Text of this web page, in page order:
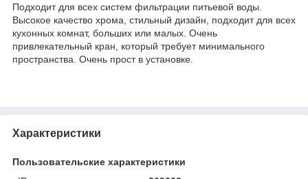
Подходит для всех систем фильтрации питьевой воды.
Высокое качество хрома, стильный дизайн, подходит для всех
кухонных комнат, больших или малых. Очень
привлекательный кран, который требует минимального
пространства. Очень прост в установке.
Характеристики
Пользовательские характеристики